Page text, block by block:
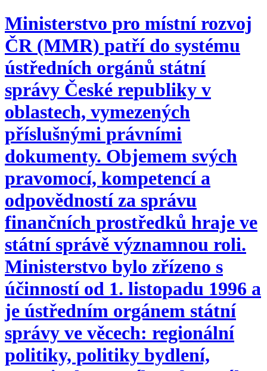
Ministerstvo pro místní rozvoj
ČR (MMR) patří do systému
ústředních orgánů státní
správy České republiky v
oblastech, vymezených
příslušnými právními
dokumenty. Objemem svých
pravomocí, kompetencí a
odpovědností za správu
finančních prostředků hraje ve
státní správě významnou roli.
Ministerstvo bylo zřízeno s
účinností od 1. listopadu 1996 a
je ústředním orgánem státní
správy ve věcech: regionální
politiky, politiky bydlení,